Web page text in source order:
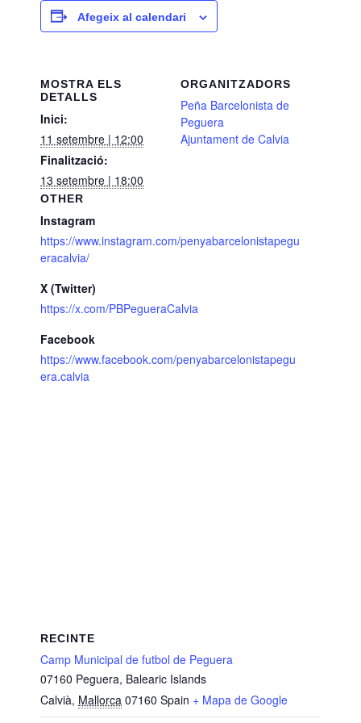
Afegeix al calendari
MOSTRA ELS
DETALLS
Inici:
11 setembre | 12:00
Finalització:
13 setembre | 18:00
ORGANITZADORS
Peña Barcelonista de
Peguera
Ajuntament de Calvia
OTHER
Instagram
https://www.instagram.com/penyabarcelonistapegu
eracalvia/
X (Twitter)
https://x.com/PBPegueraCalvia
Facebook
https://www.facebook.com/penyabarcelonistapegu
era.calvia
RECINTE
Camp Municipal de futbol de Peguera
07160 Peguera, Balearic Islands
Calvià, Mallorca 07160 Spain + Mapa de Google